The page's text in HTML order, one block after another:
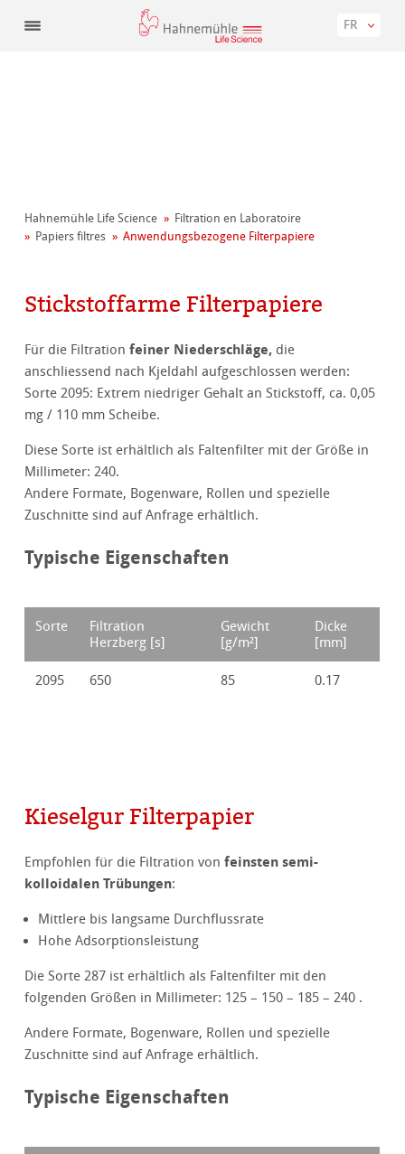
FR
Hahnemühle Life Science
Filtration en Laboratoire
Papiers filtres
Anwendungsbezogene Filterpapiere
Stickstoffarme Filterpapiere
Für die Filtration feiner Niederschläge, die
anschliessend nach Kjeldahl aufgeschlossen werden:
Sorte 2095: Extrem niedriger Gehalt an Stickstoff, ca. 0,05
mg / 110 mm Scheibe.
Diese Sorte ist erhältlich als Faltenfilter mit der Größe in
Millimeter: 240.
Andere Formate, Bogenware, Rollen und spezielle
Zuschnitte sind auf Anfrage erhältlich.
Typische Eigenschaften
Sorte
Filtration
Herzberg [s]
Gewicht
[g/m²]
Dicke
[mm]
2095 650 85 0.17
Kieselgur Filterpapier
Empfohlen für die Filtration von feinsten semi-
kolloidalen Trübungen:
Mittlere bis langsame Durchflussrate
Hohe Adsorptionsleistung
Die Sorte 287 ist erhältlich als Faltenfilter mit den
folgenden Größen in Millimeter: 125 – 150 – 185 – 240 .
Andere Formate, Bogenware, Rollen und spezielle
Zuschnitte sind auf Anfrage erhältlich.
Typische Eigenschaften